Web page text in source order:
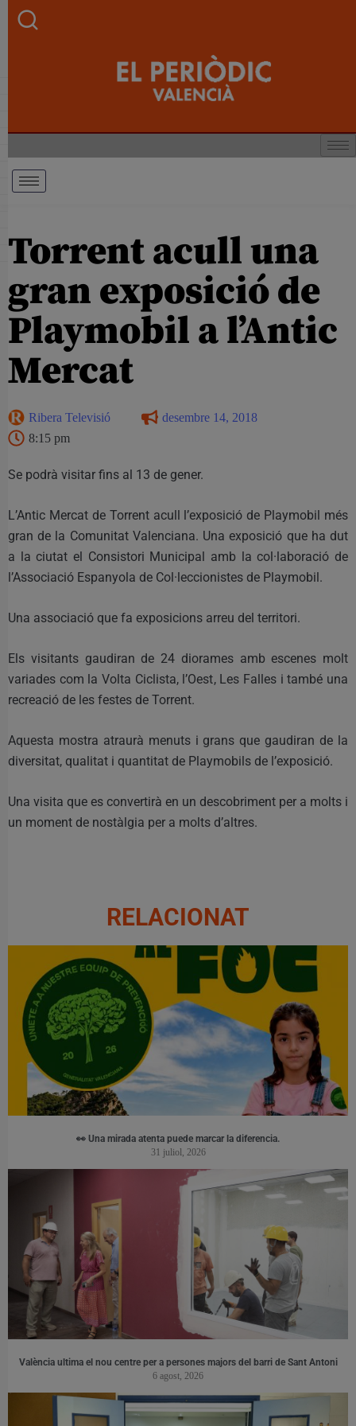
Torrent acull una
gran exposició de
Playmobil a l’Antic
Mercat
Ribera Televisió
desembre 14, 2018
8:15 pm
Se podrà visitar fins al 13 de gener.
L’Antic Mercat de Torrent acull l’exposició de Playmobil més
gran de la Comunitat Valenciana. Una exposició que ha dut
a la ciutat el Consistori Municipal amb la col·laboració de
l’Associació Espanyola de Col·leccionistes de Playmobil.
Una associació que fa exposicions arreu del territori.
Els visitants gaudiran de 24 diorames amb escenes molt
variades com la Volta Ciclista, l’Oest, Les Falles i també una
recreació de les festes de Torrent.
Aquesta mostra atraurà menuts i grans que gaudiran de la
diversitat, qualitat i quantitat de Playmobils de l’exposició.
Una visita que es convertirà en un descobriment per a molts i
un moment de nostàlgia per a molts d’altres.
RELACIONAT
👀 Una mirada atenta puede marcar la diferencia.
31 juliol, 2026
València ultima el nou centre per a persones majors del barri de Sant Antoni
6 agost, 2026